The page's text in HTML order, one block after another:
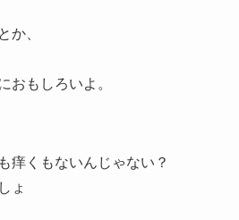
か、
おもしろいよ。
痒くもないんじゃない？
ょ